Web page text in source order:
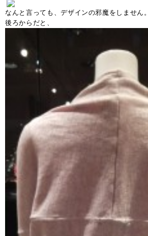
なんと言っても、デザインの邪魔をしません。
後ろからだと、